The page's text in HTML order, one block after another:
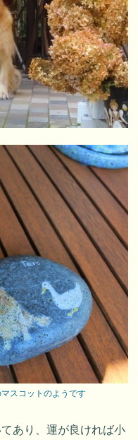
スコットのようです
あり、運が良ければ小